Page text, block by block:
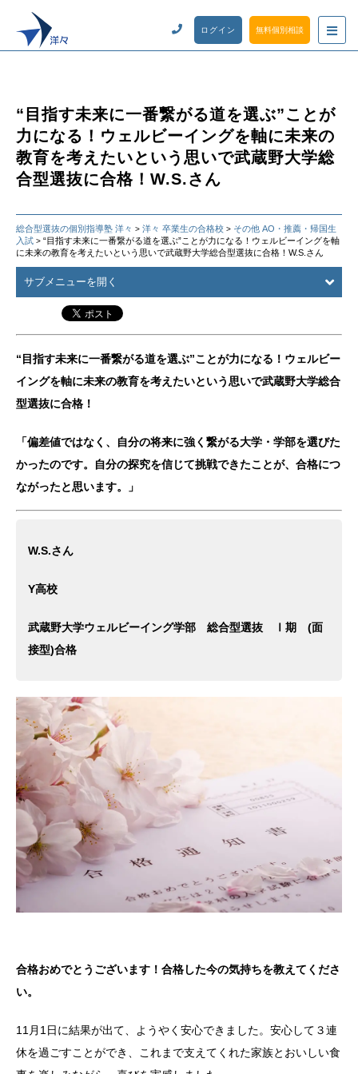
ログイン 無料個別相談
“目指す未来に一番繋がる道を選ぶ”ことが
力になる！ウェルビーイングを軸に未来の
教育を考えたいという思いで武蔵野大学総
合型選抜に合格！W.S.さん
総合型選抜の個別指導塾 洋々 > 洋々 卒業生の合格校 > その他 AO・推薦・帰国生
入試 > “目指す未来に一番繋がる道を選ぶ”ことが力になる！ウェルビーイングを軸
に未来の教育を考えたいという思いで武蔵野大学総合型選抜に合格！W.S.さん
サブメニューを開く
“目指す未来に一番繋がる道を選ぶ”ことが力になる！ウェルビー
イングを軸に未来の教育を考えたいという思いで武蔵野大学総合
型選抜に合格！
「偏差値ではなく、自分の将来に強く繋がる大学・学部を選びた
かったのです。自分の探究を信じて挑戦できたことが、合格につ
ながったと思います。」
W.S.さん
Y高校
武蔵野大学ウェルビーイング学部 総合型選抜 Ⅰ期 (面
接型)合格
合格おめでとうございます！合格した今の気持ちを教えてくださ
い。
11月1日に結果が出て、ようやく安心できました。安心して３連
休を過ごすことができ、これまで支えてくれた家族とおいしい食